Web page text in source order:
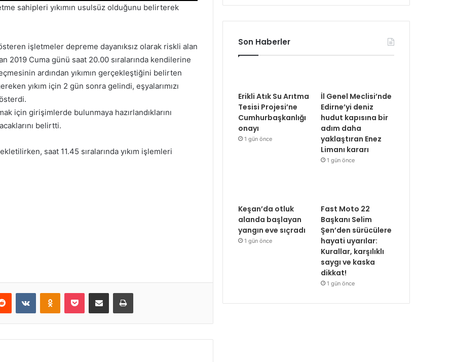
sahipleri yıkımın usulsüz olduğunu belirterek
işletmeler depreme dayanıksız olarak riskli alan
2019 Cuma günü saat 20.00 sıralarında kendilerine
ardından yıkımın gerçekleştiğini belirten
yıkım için 2 gün sonra gelindi, eşyalarımızı
için girişimlerde bulunmaya hazırlandıklarını
belirtti.
saat 11.45 sıralarında yıkım işlemleri
Reddit VKontakteOdnoklassniki
Pocket E-Posta ile paylaş Yazdır
Son Haberler
Erikli Atık Su Arıtma
Tesisi Projesi’ne
Cumhurbaşkanlığı
onayı
1 gün önce
İl Genel Meclisi’nde
Edirne’yi deniz
hudut kapısına bir
adım daha
yaklaştıran Enez
Limanı kararı
1 gün önce
Keşan’da otluk
alanda başlayan
yangın eve sıçradı
1 gün önce
Fast Moto 22
Başkanı Selim
Şen’den sürücülere
hayati uyarılar:
Kurallar, karşılıklı
saygı ve kaska
dikkat!
1 gün önce